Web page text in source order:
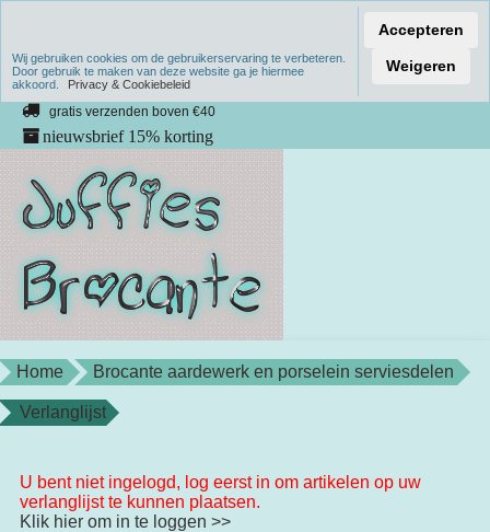
Verzenden binnen 1 werkdag
unieke producten
gratis verzenden boven €40
nieuwsbrief 15% korting
Home Brocante aardewerk en porselein serviesdelen
Verlanglijst
U bent niet ingelogd, log eerst in om artikelen op uw
verlanglijst te kunnen plaatsen.
Klik hier om in te loggen >>
Wij gebruiken cookies om de gebruikerservaring te verbeteren.
Door gebruik te maken van deze website ga je hiermee
akkoord.
Privacy & Cookiebeleid
Accepteren
Weigeren